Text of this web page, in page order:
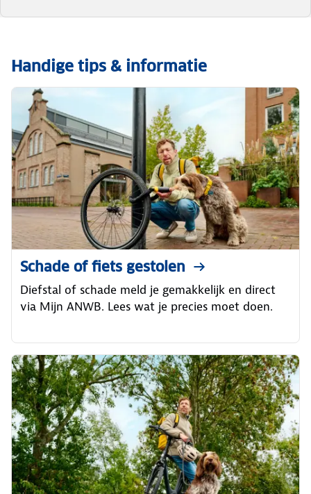
Handige tips & informatie
Schade of fiets gestolen
Diefstal of schade meld je gemakkelijk en direct
via Mijn ANWB. Lees wat je precies moet doen.